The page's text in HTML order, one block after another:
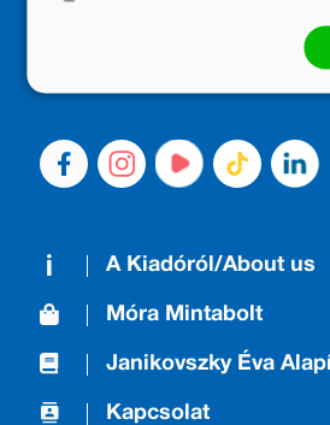
olvasás örömével, olvasni szerető
szerető felnőttek lettek, akik
A Kiadóról/About us
Móra Mintabolt
Janikovszky Éva
Kapcsolat